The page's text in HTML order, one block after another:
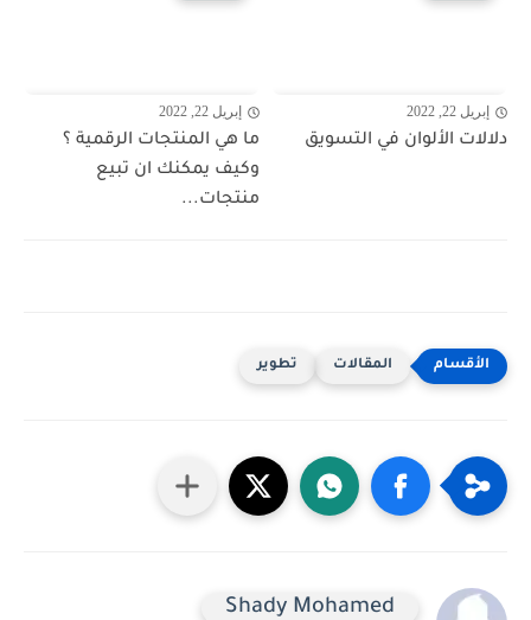
إبريل 22, 2022
دلالات الألوان في التسويق
إبريل 22, 2022
ما هي المنتجات الرقمية ؟
وكيف يمكنك ان تبيع
منتجات...
المقالات تطوير
Shady Mohamed